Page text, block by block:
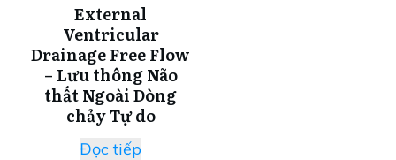
External
Ventricular
Drainage Free Flow
– Lưu thông Não
thất Ngoài Dòng
chảy Tự do
Đọc tiếp